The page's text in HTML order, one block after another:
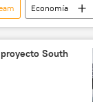
Economía
Comisión Europea
gasoducto
gas
South